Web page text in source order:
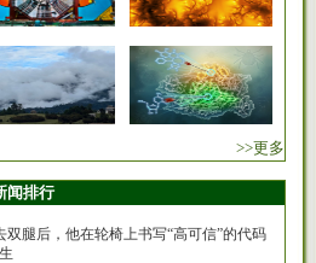
>>更多
闻排行
双腿后，他在轮椅上书写“高可信”的代码